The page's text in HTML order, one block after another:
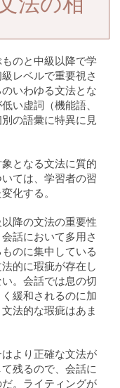
のと中級以降で学
レベルで重要視さ
いわゆる文法とな
い虚詞（機能語、
の語彙に特異に見
となる文法に質的
ては、学習者の習
化する。
降の文法の重要性
話において多用さ
のに集中している
的に瑕疵が存在し
。会話では息の切
緩和されるのに加
法的な瑕疵はあま
より正確な文法が
残るので、会話に
。ライティングが